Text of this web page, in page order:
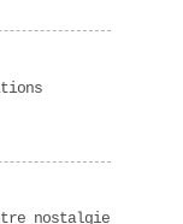
nostalgie